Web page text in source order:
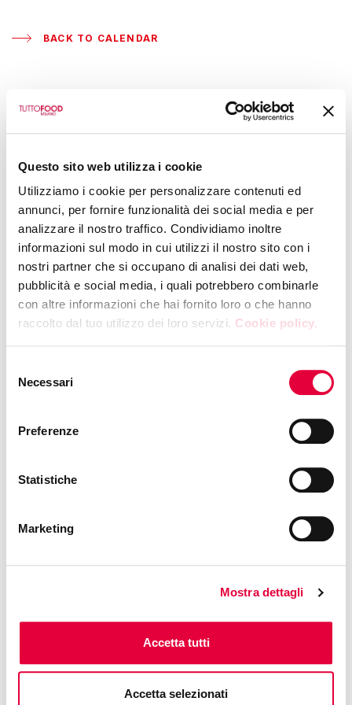
Questo sito web utilizza i cookie
Utilizziamo i cookie per personalizzare contenuti ed
annunci, per fornire funzionalità dei social media e per
analizzare il nostro traffico. Condividiamo inoltre
informazioni sul modo in cui utilizzi il nostro sito con i
nostri partner che si occupano di analisi dei dati web,
pubblicità e social media, i quali potrebbero combinarle
con altre informazioni che hai fornito loro o che hanno
raccolto dal tuo utilizzo dei loro servizi. Cookie policy.
delNecessari
Preferenze
Statistiche
Marketing
Mostra dettagli
Accetta tutti
Accetta selezionati
BACK TO CALENDAR
Masterclass: Cristina
Pavlyuk
WEDNESDAY, 13 MAY 2026
Hall 7 - Booth U31
Only the best local ingredients!
Presented byEmme Distribuzione